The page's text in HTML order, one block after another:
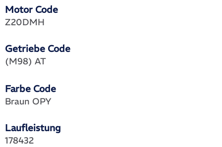
Motor Code
Getriebe Code
Z20DMH
(M98) AT
Farbe Code
Laufleistung
Braun OPY
178432